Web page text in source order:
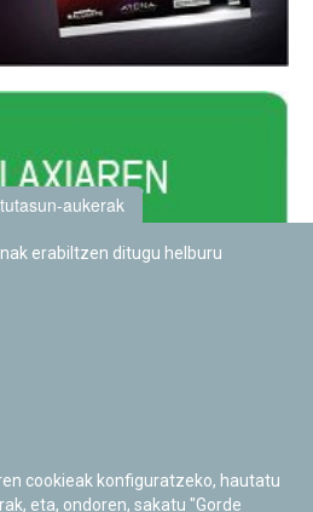
Temporalmente
aukerak
erabiltzen ditugu helburu
cookieak konfiguratzeko, hautatu
eta, ondoren, sakatu "Gorde